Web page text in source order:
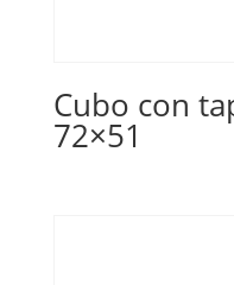
Cubo con
72×51